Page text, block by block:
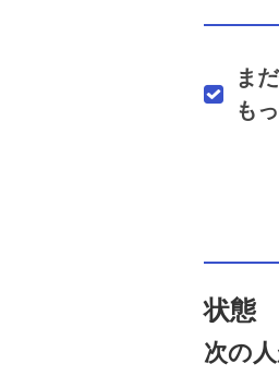
ま
も
状態
次の